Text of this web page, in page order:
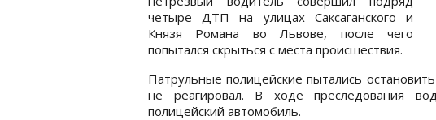
четыре ДТП на улицах Саксаганского и
Князя Романа во Львове, после чего
попытался скрыться с места происшествия.
Патрульные полицейские пытались
не реагировал. В ходе преследования
полицейский автомобиль.